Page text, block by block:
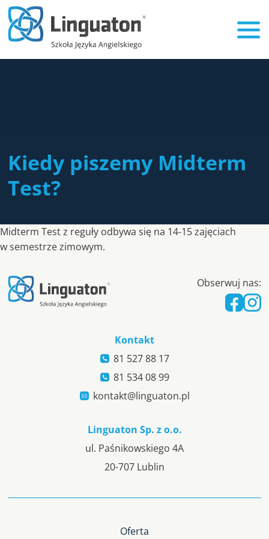
Kiedy piszemy Midterm
Test?
Midterm Test z reguły odbywa się na 14-15 zajęciach
w semestrze zimowym.
Obserwuj nas:
Kontakt
81 527 88 17
81 534 08 99
kontakt@linguaton.pl
Linguaton Sp. z o.o.
ul. Paśnikowskiego 4A
20-707 Lublin
Oferta